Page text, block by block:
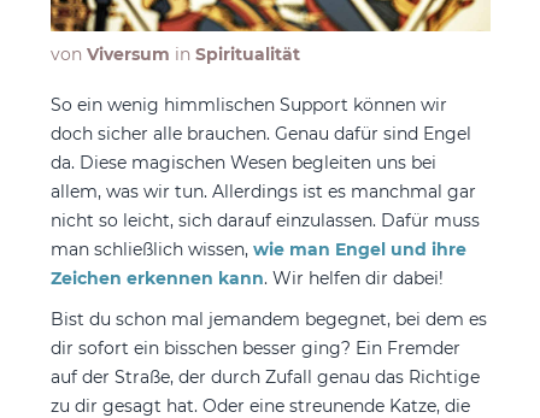
von Viversum in Spiritualität
So ein wenig himmlischen Support können wir
doch sicher alle brauchen. Genau dafür sind Engel
da. Diese magischen Wesen begleiten uns bei
allem, was wir tun. Allerdings ist es manchmal gar
nicht so leicht, sich darauf einzulassen. Dafür muss
man schließlich wissen, wie man Engel und ihre
Zeichen erkennen kann. Wir helfen dir dabei!
Bist du schon mal jemandem begegnet, bei dem es
dir sofort ein bisschen besser ging? Ein Fremder
auf der Straße, der durch Zufall genau das Richtige
zu dir gesagt hat. Oder eine streunende Katze, die